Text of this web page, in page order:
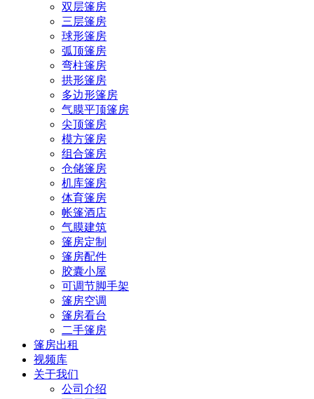
双层篷房
三层篷房
球形篷房
弧顶篷房
弯柱篷房
拱形篷房
多边形篷房
气膜平顶篷房
尖顶篷房
模方篷房
组合篷房
仓储篷房
机库篷房
体育篷房
帐篷酒店
气膜建筑
篷房定制
篷房配件
胶囊小屋
可调节脚手架
篷房空调
篷房看台
二手篷房
篷房出租
视频库
关于我们
公司介绍